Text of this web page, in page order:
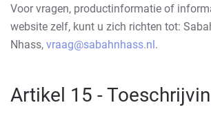
Voor vragen, productinformatie of
website zelf, kunt u zich richten tot:
Nhass, vraag@sabahnhass.nl.
Artikel 15 -